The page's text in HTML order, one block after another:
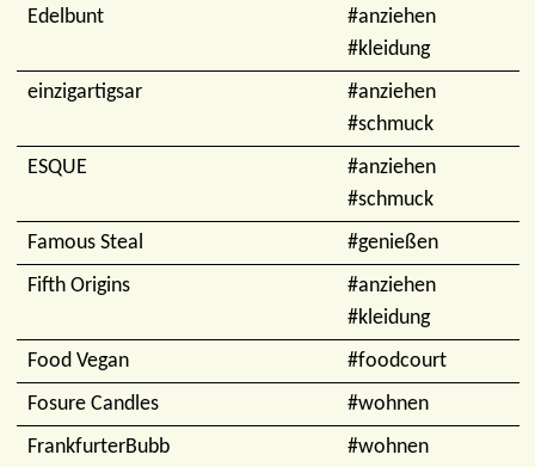
Edelbunt
#anziehen
#kleidung
einzigartigsar
#anziehen
#schmuck
ESQUE
#anziehen
#schmuck
Famous Steal
#genießen
Fifth Origins
#anziehen
#kleidung
Food Vegan
#foodcourt
Fosure Candles
#wohnen
FrankfurterBubb
#wohnen